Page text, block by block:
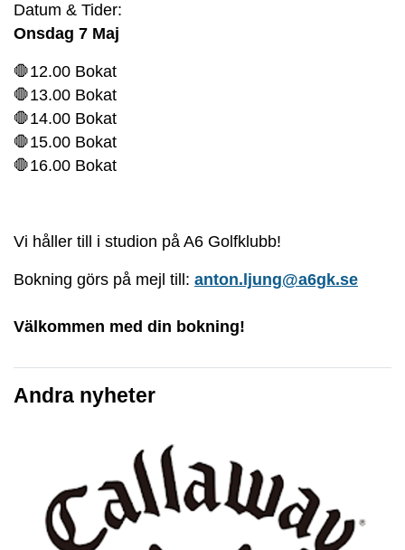
Datum & Tider:
Onsdag 7 Maj
🛑12.00 Bokat
🛑13.00 Bokat
🛑14.00 Bokat
🛑15.00 Bokat
🛑16.00 Bokat
Vi håller till i studion på A6 Golfklubb!
Bokning görs på mejl till: anton.ljung@a6gk.se
Välkommen med din bokning!
Andra nyheter